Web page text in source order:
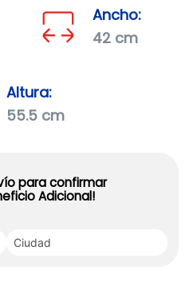
Ancho:
42 cm
Altura:
55.5 cm
para confirmar
Adicional!